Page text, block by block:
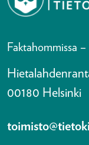
Faktahommissa
00180 Helsinki